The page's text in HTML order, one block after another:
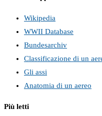
Wikipedia
WWII Database
Bundesarchiv
Classificazione di un
Gli assi
Anatomia di un aereo
Più letti